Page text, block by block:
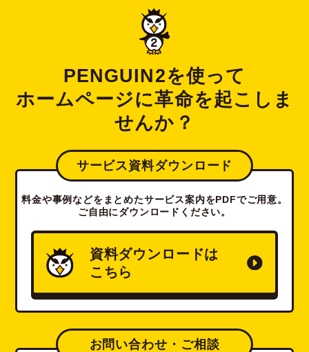
PENGUIN2を使って
ホームページに革命を起こしま
せんか？
サービス資料ダウンロード
料金や事例などをまとめたサービス案内をPDFでご用意。
ご自由にダウンロードください。
資料ダウンロードは
こちら
お問い合わせ・ご相談